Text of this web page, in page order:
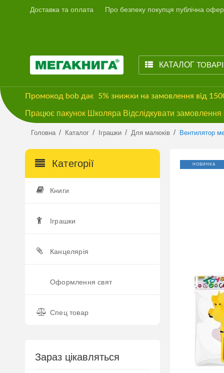
Доставка та оплата Про безпеку покупця публічна
КАТАЛОГ
Промокод bob дає 5% знижки на замовлення від
Працює пакунок Школяра Відслідкувати
Головна / Каталог / Іграшки / Для малюків / Вентилятор
Категорії
Книги
Іграшки
Канцелярія
Оформлення свят
Спец товар
Зараз цікавляться
НОВИНКА